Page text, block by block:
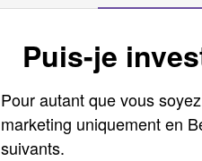
Puis-je
Pour autant que vous
marketing uniquement en
suivants.